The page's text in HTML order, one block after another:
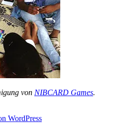
von NIBCARD Games.
WordPress